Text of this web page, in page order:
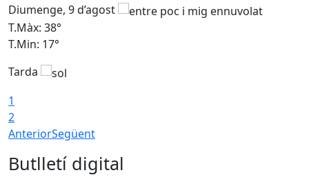
Diumenge, 9 d’agost
T.Màx: 38°
T.Min: 17°
Tarda
1
2
AnteriorSegüent
Butlletí digital